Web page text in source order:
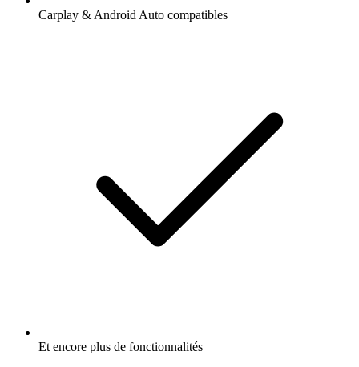
Carplay & Android Auto compatibles
Et encore plus de fonctionnalités